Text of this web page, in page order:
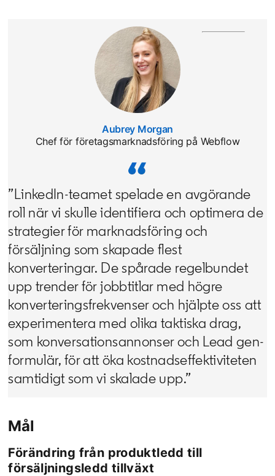
Aubrey Morgan
Chef för företagsmarknadsföring på Webflow
”LinkedIn-teamet spelade en avgörande
roll när vi skulle identifiera och optimera de
strategier för marknadsföring och
försäljning som skapade flest
konverteringar. De spårade regelbundet
upp trender för jobbtitlar med högre
konverteringsfrekvenser och hjälpte oss att
experimentera med olika taktiska drag,
som konversationsannonser och Lead gen-
formulär, för att öka kostnadseffektiviteten
samtidigt som vi skalade upp.”
Mål
Förändring från produktledd till
försäljningsledd tillväxt